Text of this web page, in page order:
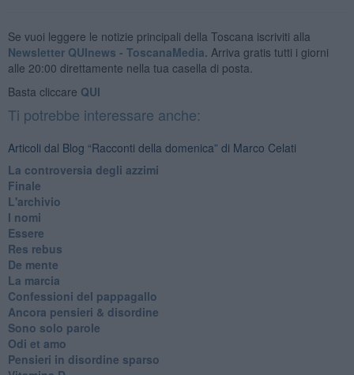
Se vuoi leggere le notizie principali della Toscana iscriviti alla
Newsletter QUInews - ToscanaMedia. Arriva gratis tutti i giorni
alle 20:00 direttamente nella tua casella di posta.
Basta cliccare QUI
Ti potrebbe interessare anche:
Articoli dal Blog “Racconti della domenica” di Marco Celati
La controversia degli azzimi
Finale
L'archivio
I nomi
Essere
Res rebus
De mente
La marcia
Confessioni del pappagallo
Ancora pensieri & disordine
Sono solo parole
Odi et amo
Pensieri in disordine sparso